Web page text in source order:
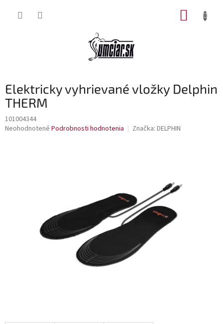
Elektricky vyhrievané vložky Delphin
THERM
101004344
Priemerné
Neohodnotené Podrobnosti hodnotenia Značka: DELPHIN